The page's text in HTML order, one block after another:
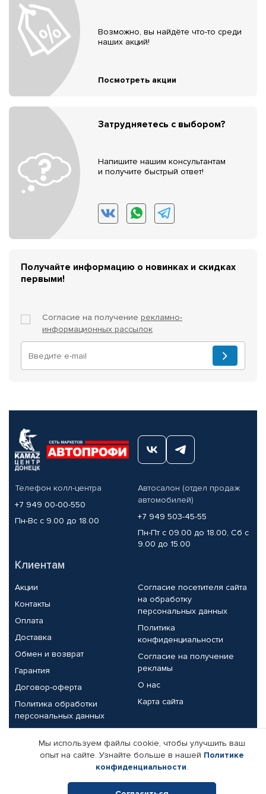
Возможно, вы найдёте что-то среди
наших акций!
Посмотреть акции
Затрудняетесь с выбором?
Напишите нашим консультантам
и получите быстрый ответ!
Получайте информацию о новинках и скидках
первыми!
Согласие на получение рекламно-
информационных рассылок
Телефон колл-центра
+7 949 00-00-550
Пн-Вс с 9.00 до 18.00
Автосалон (отдел продаж
автомобилей)
+7 949 503-45-55
Пн-Пт с 09.00 до 18.00, Сб с
9.00 до 15.00
Клиентам
Акции
Контакты
Оплата
Доставка
Обмен и возврат
Гарантия
Договор-оферта
Политика обработки
персональных данных
Согласие посетителя сайта
на обработку
персональных данных
Политика
конфиденциальности
Согласие на получение
рекламы
О нас
Карта сайта
Партнерам
Корпоративным клиентам
Поставщикам
Реквизиты компании
Мы используем файлы cookie, чтобы улучшить ваш
опыт на сайте. Узнайте больше в нашей Политике
конфиденциальности.